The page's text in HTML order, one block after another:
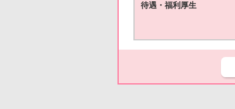
待遇・福利厚生